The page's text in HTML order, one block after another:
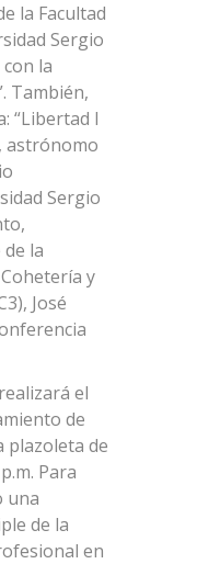
la Facultad
Sergio
la
También,
“Libertad I
astrónomo
Sergio
la
y
José
el
de
plazoleta de
Para
una
de la
en